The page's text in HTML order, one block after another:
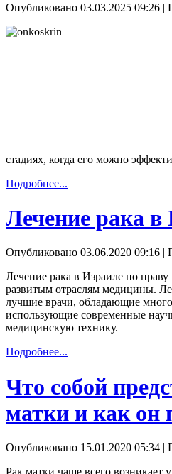
Опубликовано 03.03.2025 09:26 |
стадиях, когда его можно
Подробнее...
Лечение рака в
Опубликовано 03.06.2020 09:16 |
Лечение рака в Израиле по
развитым отраслям медицины.
лучшие врачи, обладающие
использующие современные
медицинскую технику.
Подробнее...
Что собой
матки и как он
Опубликовано 15.01.2020 05:34 |